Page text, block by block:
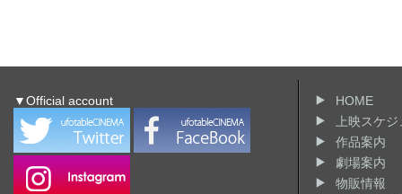
▼Official account
HOME
上映スケ
作品案内
劇場案内
物販情報